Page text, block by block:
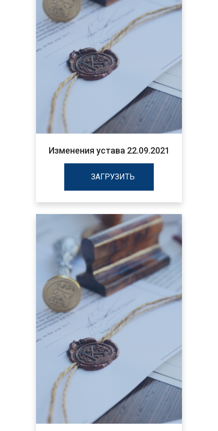
Изменения устава 22.09.2021
ЗАГРУЗИТЬ